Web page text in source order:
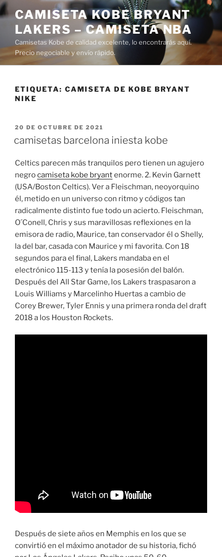
Saltar
al
contenido
CAMISETA KOBE BRYANT
LAKERS – CAMISETA NBA
Camisetas Kobe de calidad excelente, lo encontrarás aquí.
Precio negociable y envío rápido.
ETIQUETA: CAMISETA DE KOBE BRYANT
NIKE
PUBLICADO
20 DE OCTUBRE DE 2021
camisetas barcelona iniesta kobe
Celtics parecen más tranquilos pero tienen un agujero
negrocamiseta kobe bryantenorme. 2. Kevin Garnett
(USA/Boston Celtics). Ver a Fleischman, neoyorquino
él, metido en un universo con ritmo y códigos tan
radicalmente distinto fue todo un acierto. Fleischman,
O´Conell, Chris y sus maravillosas reflexiones en la
emisora de radio, Maurice, tan conservador él o Shelly,
la del bar, casada con Maurice y mi favorita. Con 18
segundos para el final, Lakers mandaba en el
electrónico 115-113 y tenía la posesión del balón.
Después del All Star Game, los Lakers traspasaron a
Louis Williams y Marcelinho Huertas a cambio de
Corey Brewer, Tyler Ennis y una primera ronda del draft
2018 a los Houston Rockets.
Después de siete años en Memphis en los que se
convirtió en el máximo anotador de su historia, fichó